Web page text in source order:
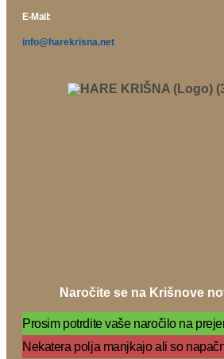
E-Mail:
info@harekrisna.net
Naročite se na Krišnove
Prosim potrdite vaše naročilo na
Nekatera polja manjkajo ali so